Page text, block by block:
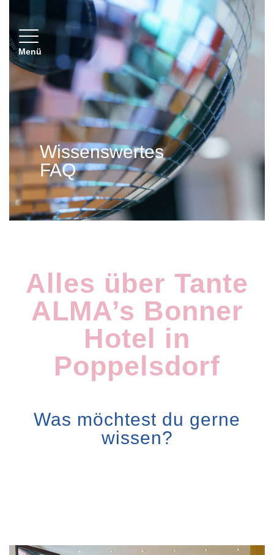
Toggle navigation
Menü
Wissenswertes
FAQ
Alles über Tante
ALMA’s Bonner
Hotel in
Poppelsdorf
Was möchtest du gerne
wissen?